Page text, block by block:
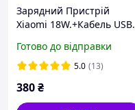
Зарядний Пристрій
Xiaomi 18W.+Кабель USB.
Готово до відправки
5.0 (13)
380₴